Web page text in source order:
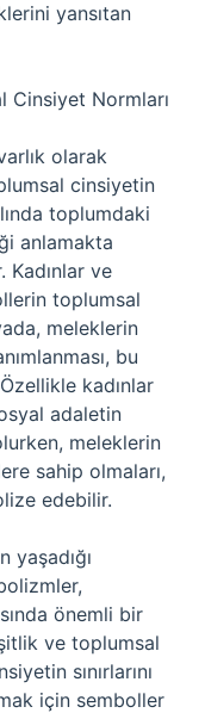
yansıtan
Cinsiyet Normları
olarak
cinsiyetin
toplumdaki
anlamakta
ve
toplumsal
meleklerin
bu
kadınlar
adaletin
meleklerin
sahip olmaları,
edebilir.
yaşadığı
önemli bir
ve toplumsal
sınırlarını
için semboller